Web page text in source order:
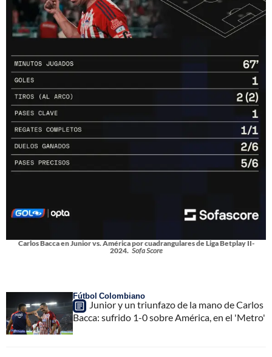
Carlos Bacca en Junior vs. América por cuadrangulares de Liga Betplay II-
2024. Sofa Score
Fútbol Colombiano
Junior y un triunfazo de la mano de Carlos
Bacca: sufrido 1-0 sobre América, en el 'Metro'